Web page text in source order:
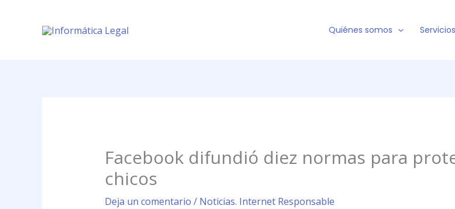
contenido
Quiénes somos
Facebook difundió diez normas para
chicos
Deja un comentario / Noticias. Internet Responsable